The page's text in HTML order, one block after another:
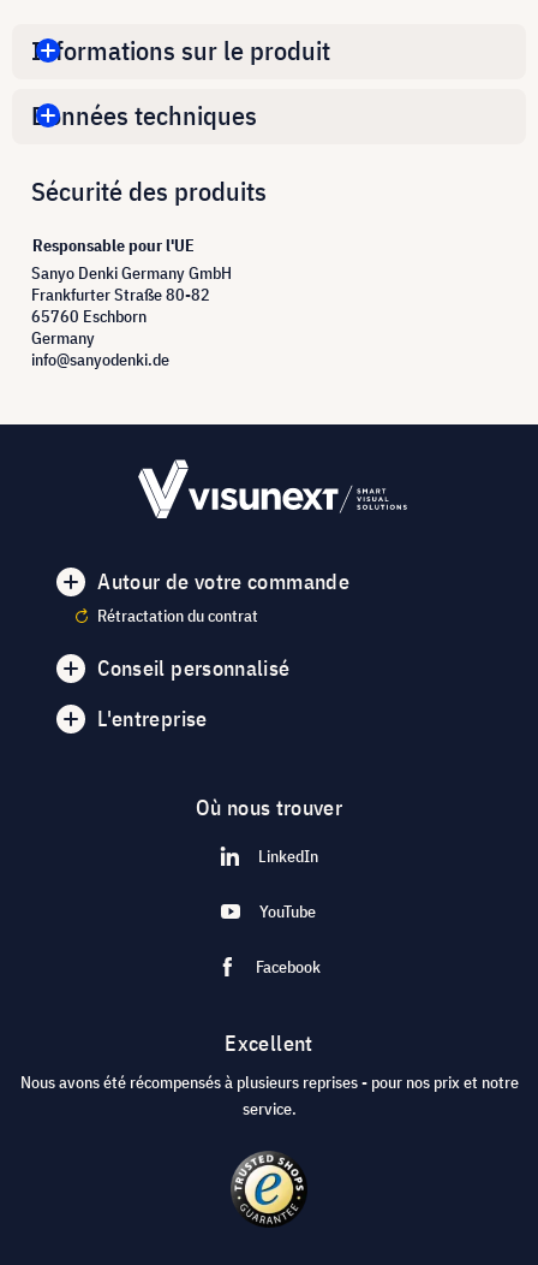
Informations sur le produit
Données techniques
Sécurité des produits
Responsable pour l'UE
Sanyo Denki Germany GmbH
Frankfurter Straße 80-82
65760 Eschborn
Germany
info@sanyodenki.de
Autour de votre commande
Rétractation du contrat
Conseil personnalisé
L'entreprise
Où nous trouver
LinkedIn
YouTube
Facebook
Excellent
Nous avons été récompensés à plusieurs reprises - pour nos prix et notre
service.